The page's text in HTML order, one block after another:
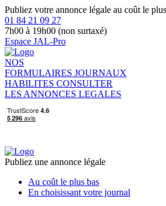
Publiez votre annonce légale au coût le
01 84 21 09 27
7h00 à 19h00 (non surtaxé)
Espace JAL-Pro
NOS
FORMULAIRES JOURNAUX
HABILITES CONSULTER
LES ANNONCES LEGALES
Publiez une annonce légale
Au coût le plus bas
En choisissant votre journal